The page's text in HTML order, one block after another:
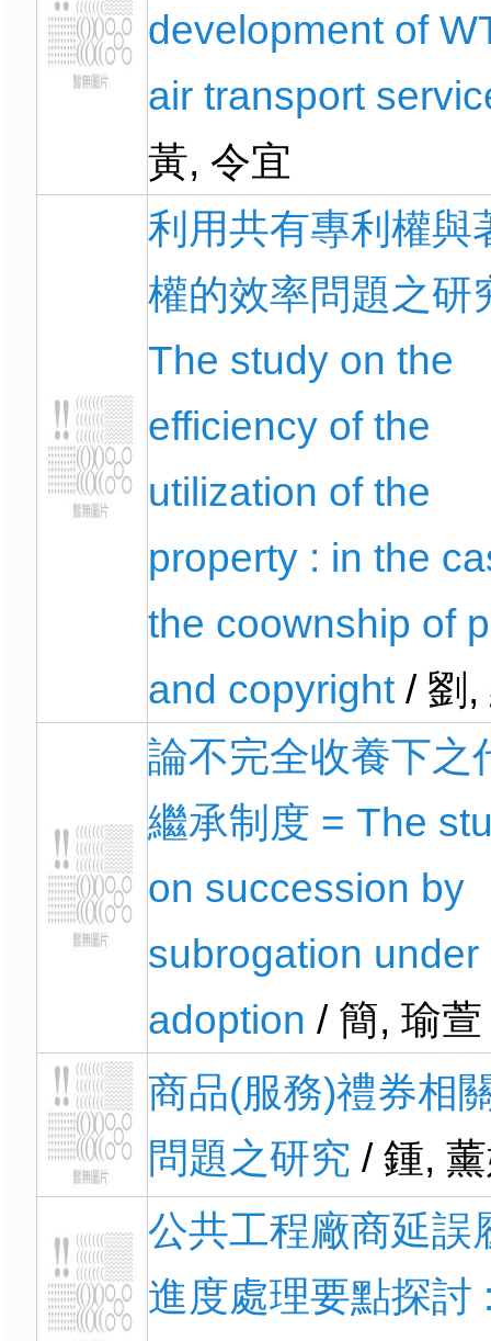
development of
air transport
黃, 令宜
利用共有專利權與
權的效率問題之研
The study on the
efficiency of the
utilization of the
property : in the
the coownship of
and copyright / 劉,
論不完全收養下之
繼承制度 = The
on succession by
subrogation under
adoption / 簡, 瑜萱
商品(服務)禮券相
問題之研究 / 鍾,
公共工程廠商延誤
進度處理要點探討